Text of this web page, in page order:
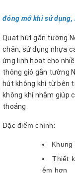
đóng mở khi sử dụng,
Quạt hút gắn tường
chắn, sử dụng nhựa
ứng linh hoạt cho
thông gió gắn tường
hút không khí từ bên
không khí nhằm giúp
thoáng.
Đặc điểm chính:
Khung
Thiết
êm hơn